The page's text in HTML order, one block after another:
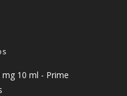
10 ml - Prime